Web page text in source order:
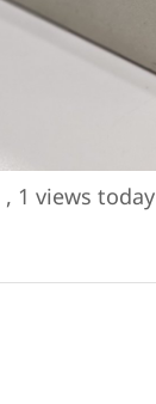
, 1 views today